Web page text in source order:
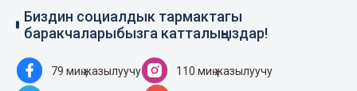
Биздин социалдык тармактагы
баракчаларыбызга катталыңыздар!
79 миң жазылуучу 110 миң жазылуучу